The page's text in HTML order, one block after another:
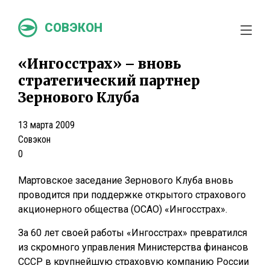
СОВЭКОН
«Ингосстрах» – вновь
стратегический партнер
Зернового Клуба
13 марта 2009
Совэкон
0
Мартовское заседание Зернового Клуба вновь
проводится при поддержке открытого страхового
акционерного общества (ОСАО) «Ингосстрах».
За 60 лет своей работы «Ингосстрах» превратился
из скромного управления Министерства финансов
СССР в крупнейшую страховую компанию России